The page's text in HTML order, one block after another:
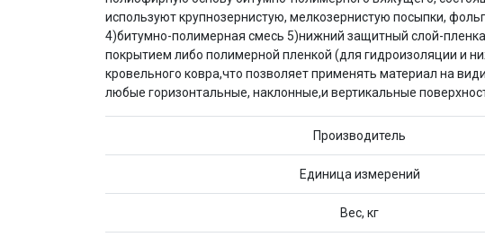
используют крупнозернистую, мелкозернистую посыпки,
4)битумно-полимерная смесь 5)нижний защитный слой-
покрытием либо полимерной пленкой (для гидроизоляции и
кровельного ковра,что позволяет применять материал на
любые горизонтальные, наклонные,и вертикальные
Производитель
Единица измерений
Вес, кг
недели